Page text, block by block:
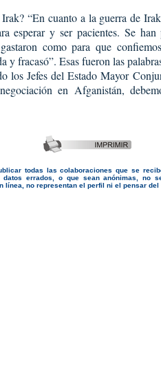
“En cuanto a la guerra de
esperar y ser pacientes. Se
como para que
y fracasó”. Esas fueron las
los Jefes del Estado Mayor
en Afganistán,
todas las colaboraciones que se
errados, o que sean anónimas, no
línea, no representan el perfil ni el pensar del